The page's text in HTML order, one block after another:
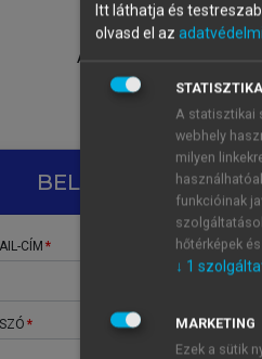
Új
A próbaidőszak
A
BELÉPÉS SAJÁT
CÍM
Itt láthatja és
olvasd el az
STATISZTIKA
A statisztikai
webhely
milyen
funkcióinak
hőtérképek
↓ 1
MARKETING
Ezek a sütik